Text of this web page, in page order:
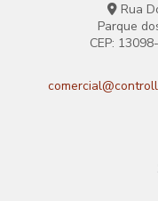
AUTOMAÇÃO
Rua
Parque
CEP: